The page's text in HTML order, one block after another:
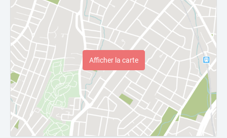
Afficher la carte